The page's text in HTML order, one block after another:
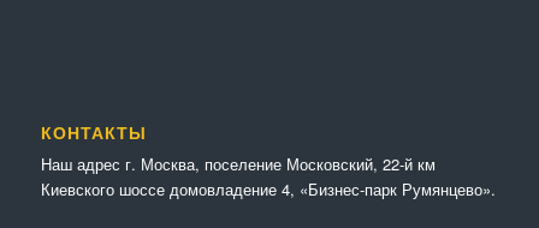
КОНТАКТЫ
Наш адрес г. Москва, поселение Московский, 22-й км
Киевского шоссе домовладение 4, «Бизнес-парк Румянцево».